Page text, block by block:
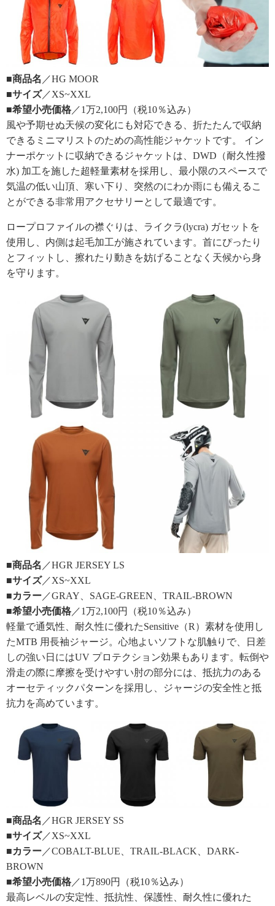
■商品名 ／HG MOOR
■サイズ／XS~XXL
■希望小売価格 ／1万2,100円（税10％込み）
風や予期せぬ天候の変化にも対応できる、折たたんで収納
できるミニマリストのための高性能ジャケットです。 イン
ナーポケットに収納できるジャケットは、DWD（耐久性撥
水) 加工を施した超軽量素材を採用し、最小限のスペースで
気温の低い山頂、寒い下り、突然のにわか雨にも備えるこ
とができる非常用アクセサリーとして最適です。
ロープロファイルの襟ぐりは、ライクラ(lycra) ガセットを
使用し、内側は起毛加工が施されています。首にぴったり
とフィットし、擦れたり動きを妨げることなく天候から身
を守ります。
■商品名 ／HGR JERSEY LS
■サイズ／XS~XXL
■カラー ／GRAY、SAGE-GREEN、TRAIL-BROWN
■希望小売価格 ／1万2,100円（税10％込み）
軽量で通気性、耐久性に優れたSensitive（R）素材を使用し
たMTB 用長袖ジャージ。心地よいソフトな肌触りで、日差
しの強い日にはUV プロテクション効果もあります。転倒や
滑走の際に摩擦を受けやすい肘の部分には、抵抗力のある
オーセティックパターンを採用し、ジャージの安全性と抵
抗力を高めています。
■商品名 ／HGR JERSEY SS
■サイズ／XS~XXL
■カラー ／COBALT-BLUE、TRAIL-BLACK、DARK-
BROWN
■希望小売価格 ／1万890円（税10％込み）
最高レベルの安定性、抵抗性、保護性、耐久性に優れた